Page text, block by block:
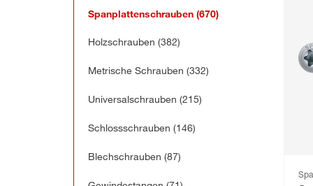
Spanplattenschrauben (670)
Holzschrauben (382)
Metrische Schrauben (332)
Universalschrauben (215)
Schlossschrauben (146)
Blechschrauben (87)